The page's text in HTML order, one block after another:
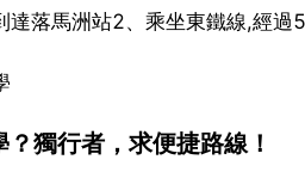
落馬洲站2、乘坐東鐵線,經過
獨行者，求便捷路線！